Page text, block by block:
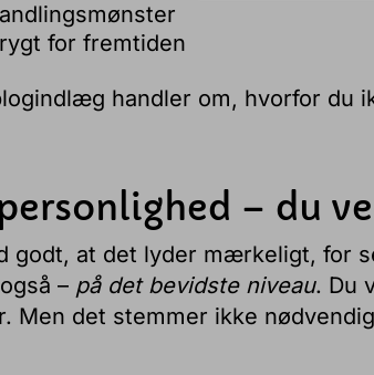
for fremtiden
handler om, hvorfor du
– du
godt, at det lyder mærkeligt, for
– på det bevidste niveau. Du
Men det stemmer ikke